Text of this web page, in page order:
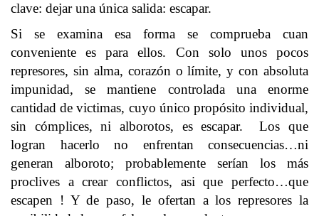
clave: dejar una única salida: escapar.
Si se examina esa forma se comprueba cuan
conveniente es para ellos. Con solo unos pocos
represores, sin alma, corazón o límite, y con absoluta
impunidad, se mantiene controlada una enorme
cantidad de victimas, cuyo único propósito individual,
sin cómplices, ni alborotos, es escapar. Los que
logran hacerlo no enfrentan consecuencias…ni
generan alboroto; probablemente serían los más
proclives a crear conflictos, asi que perfecto…que
escapen ! Y de paso, le ofertan a los represores la